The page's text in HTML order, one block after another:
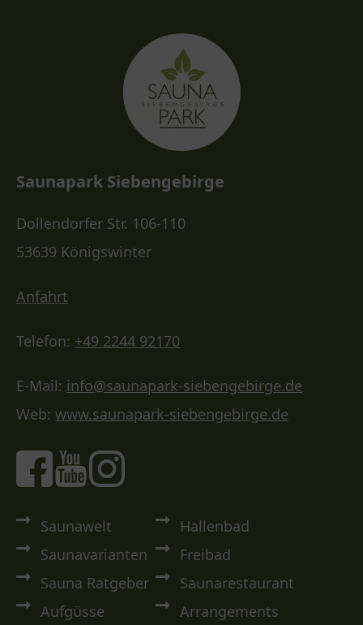
Saunapark Siebengebirge
Dollendorfer Str. 106-110
53639 Königswinter
Anfahrt
Telefon: +49 2244 92170
E-Mail: info@saunapark-siebengebirge.de
Web: www.saunapark-siebengebirge.de
Saunawelt
Saunavarianten
Sauna Ratgeber
Aufgüsse
Hallenbad
Freibad
Saunarestaurant
Arrangements